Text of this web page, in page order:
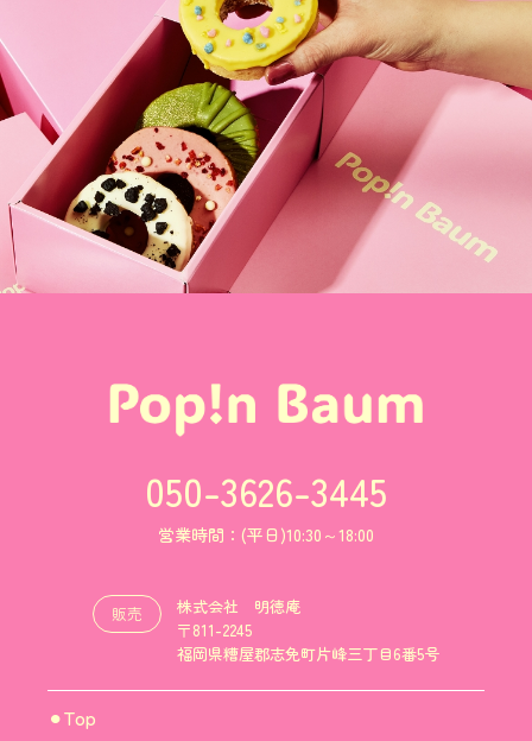
050-3626-3445
営業時間：(平日)10:30～18:00
販売
株式会社 明徳庵
〒811-2245
福岡県糟屋郡志免町片峰三丁目6番5号
⚫︎Top